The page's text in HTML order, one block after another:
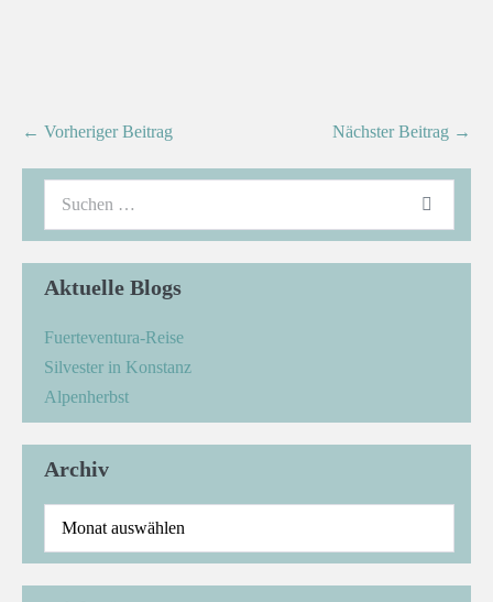
← Vorheriger Beitrag Nächster Beitrag →
Aktuelle Blogs
Fuerteventura-Reise
Silvester in Konstanz
Alpenherbst
Archiv